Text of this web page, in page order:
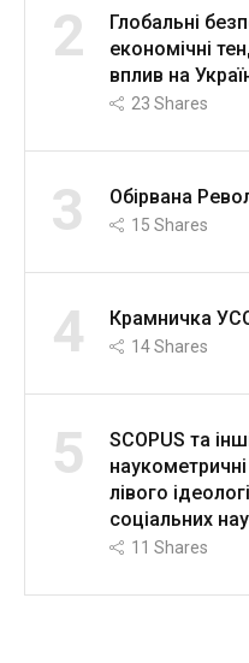
2
Глобальні
економічні
вплив на
23 Shares
3 Обірвана
15 Shares
4 Крамничка
14Shares
5
SCOPUS та
лівого
соціальних
11 Shares